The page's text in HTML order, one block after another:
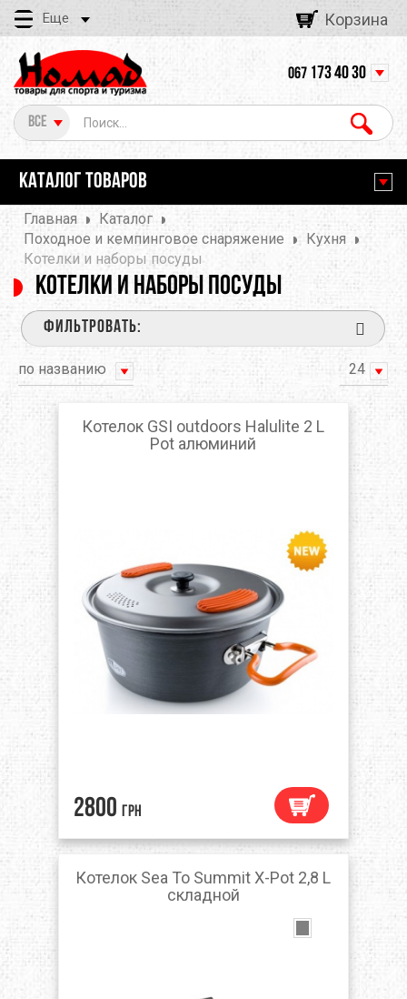
Еще Корзина
Все
067 173 40 30
КАТАЛОГ ТОВАРОВ
Главная
Каталог
Походное и кемпинговое снаряжение
Кухня
Котелки и наборы посуды
Котелки и наборы посуды
ФИЛЬТРОВАТЬ:
по названию 24
Котелок GSI outdoors Halulite 2 L
Pot алюминий
2800 грн
Котелок Sea To Summit X-Pot 2,8 L
складной